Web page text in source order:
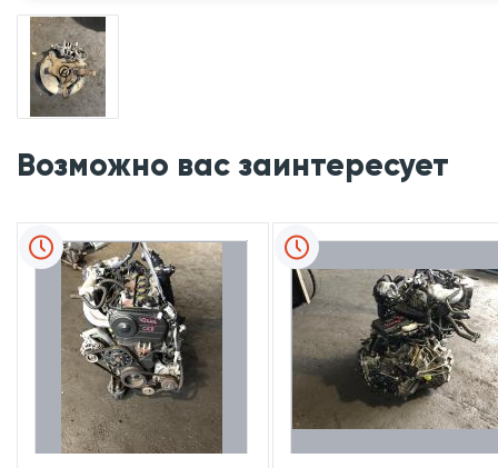
Возможно вас заинтересует